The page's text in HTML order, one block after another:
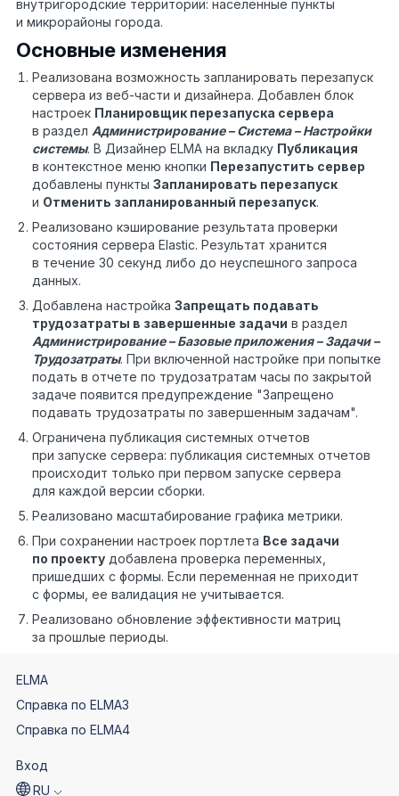
внутригородские территории: населенные пункты
и микрорайоны города.
Основные изменения
Реализована возможность запланировать перезапуск
сервера из веб-части и дизайнера. Добавлен блок
настроек Планировщик перезапуска сервера
в раздел Администрирование – Система – Настройки
системы. В Дизайнер ELMA на вкладку Публикация
в контекстное меню кнопки Перезапустить сервер
добавлены пункты Запланировать перезапуск
и Отменить запланированный перезапуск.
Реализовано кэширование результата проверки
состояния сервера Elastic. Результат хранится
в течение 30 секунд либо до неуспешного запроса
данных.
Добавлена настройка Запрещать подавать
трудозатраты в завершенные задачи в раздел
Администрирование – Базовые приложения – Задачи –
Трудозатраты. При включенной настройке при попытке
подать в отчете по трудозатратам часы по закрытой
задаче появится предупреждение "Запрещено
подавать трудозатраты по завершенным задачам".
Ограничена публикация системных отчетов
при запуске сервера: публикация системных отчетов
происходит только при первом запуске сервера
для каждой версии сборки.
Реализовано масштабирование графика метрики.
При сохранении настроек портлета Все задачи
по проекту добавлена проверка переменных,
пришедших с формы. Если переменная не приходит
с формы, ее валидация не учитывается.
Реализовано обновление эффективности матриц
за прошлые периоды.
ELMA
Справка по ELMA3
Справка по ELMA4
Вход
RU